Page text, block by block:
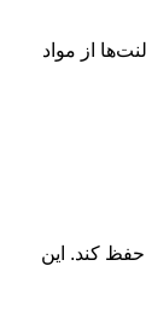
از مواد
کند. این